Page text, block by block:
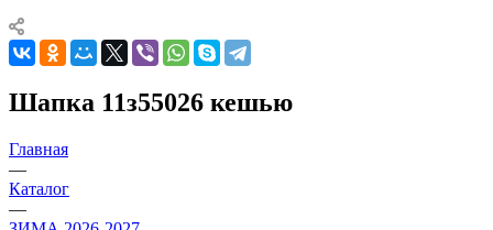
Шапка 11з55026 кешью
Главная
—
Каталог
—